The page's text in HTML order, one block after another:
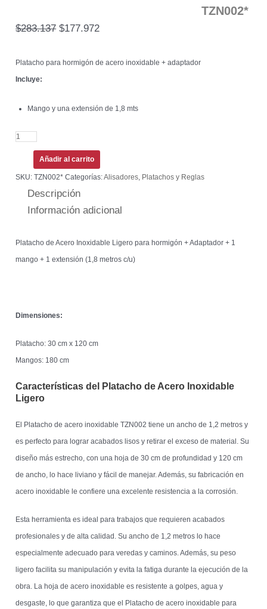
TZN002*
$283.137 $177.972
Platacho para hormigón de acero inoxidable + adaptador
Incluye:
Mango y una extensión de 1,8 mts
Añadir al carrito
SKU:TZN002* Categorías:Alisadores, Platachos y Reglas
Descripción
Información adicional
Platacho de Acero Inoxidable Ligero para hormigón + Adaptador + 1
mango + 1 extensión (1,8 metros c/u)
Dimensiones:
Platacho: 30 cm x 120 cm
Mangos: 180 cm
Características del Platacho de Acero Inoxidable
Ligero
El Platacho de acero inoxidable TZN002 tiene un ancho de 1,2 metros y
es perfecto para lograr acabados lisos y retirar el exceso de material. Su
diseño más estrecho, con una hoja de 30 cm de profundidad y 120 cm
de ancho, lo hace liviano y fácil de manejar. Además, su fabricación en
acero inoxidable le confiere una excelente resistencia a la corrosión.
Esta herramienta es ideal para trabajos que requieren acabados
profesionales y de alta calidad. Su ancho de 1,2 metros lo hace
especialmente adecuado para veredas y caminos. Además, su peso
ligero facilita su manipulación y evita la fatiga durante la ejecución de la
obra. La hoja de acero inoxidable es resistente a golpes, agua y
desgaste, lo que garantiza que el Platacho de acero inoxidable para